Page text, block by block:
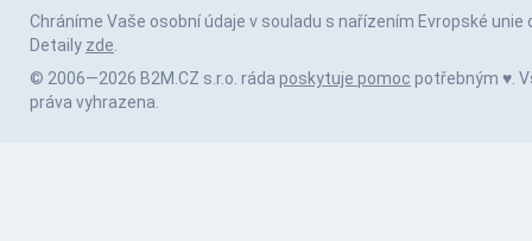
Chráníme Vaše osobní údaje v souladu s nařízením Evropské unie
Detaily zde.
© 2006—2026 B2M.CZ s.r.o. ráda poskytuje pomoc potřebným ♥️.
práva vyhrazena.